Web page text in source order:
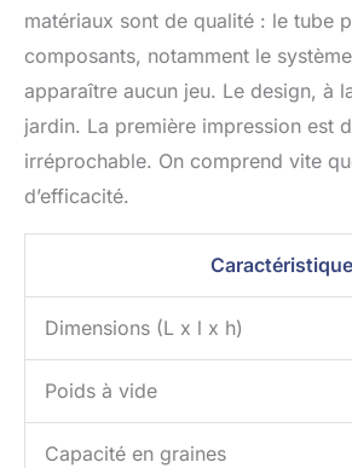
matériaux sont de qualité : le tube
composants, notamment le
apparaître aucun jeu. Le design, à
jardin. La première impression est
irréprochable. On comprend vite
d’efficacité.
Caractéristique
Dimensions (L x l x h)
Poids à vide
Capacité en graines